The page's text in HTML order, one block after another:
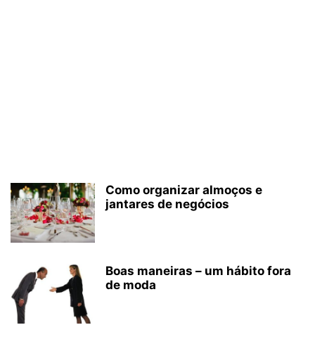
Como organizar almoços e
jantares de negócios
Boas maneiras – um hábito fora
de moda